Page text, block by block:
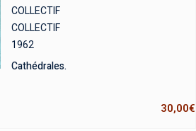
COLLECTIF
COLLECTIF
1962
Cathédrales.
30,00€